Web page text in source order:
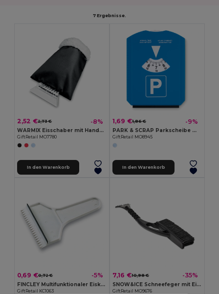
7 Ergebnisse.
2,52 €2,73 € -8%
WARMIX Eisschaber mit Handschuh
GiftRetail MO7780
In den Warenkorb
1,69 €1,86 € -9%
PARK & SCRAP Parkscheibe mit Eiskratzer
GiftRetail MO8945
In den Warenkorb
0,69 €0,72 € -5%
FINCLEY Multifunktionaler Eiskratzer mit Besen
GiftRetail KC1063
7,16 €10,98 € -35%
SNOW&ICE Schneefeger mit Eiskratzer
GiftRetail MO9676